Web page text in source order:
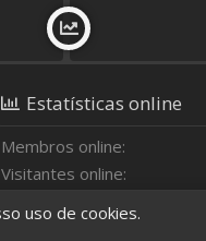
Estatísticas online
Membros online
Visitantes online